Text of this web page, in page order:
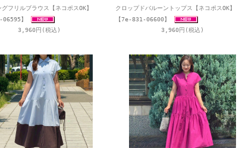
フリルブラウス【ネコポスOK】
06595】
3,960円(税込)
クロップドバルーントップス【ネコポスOK】
【7e-831-06600】
3,960円(税込)